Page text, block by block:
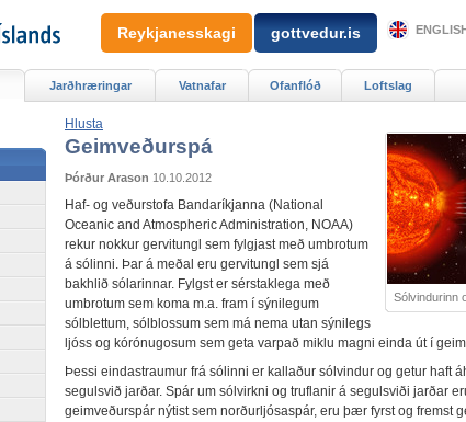
Hlusta
Sólvindurinn
Geimveðurspá
Þórður Arason 10.10.2012
Haf- og veðurstofa Bandaríkjanna (National
Oceanic and Atmospheric Administration, NOAA)
rekur nokkur gervitungl sem fylgjast með umbrotum
á sólinni. Þar á meðal eru gervitungl sem sjá
bakhlið sólarinnar. Fylgst er sérstaklega með
umbrotum sem koma m.a. fram í sýnilegum
sólblettum, sólblossum sem má nema utan sýnilegs
ljóss og kórónugosum sem geta varpað miklu magni einda út í
Þessi eindastraumur frá sólinni er kallaður sólvindur og getur haft
segulsvið jarðar. Spár um sólvirkni og truflanir á segulsviði jarðar
geimveðurspár nýtist sem norðurljósaspár, eru þær fyrst og fremst
Jarðhræringar Vatnafar Ofanflóð Loftslag
Reykjanesskagi gottvedur.is ENGLISH